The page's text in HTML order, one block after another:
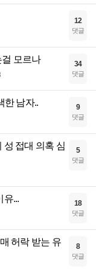
12
댓글
모르나 34
댓글
한 남자.. 9
댓글
성 접대 의혹 심
5
댓글
유... 18
댓글
허락 받는 유
8
댓글